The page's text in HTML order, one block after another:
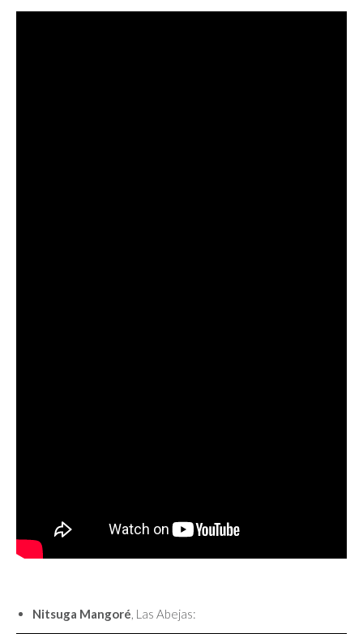
Nitsuga Mangoré , Las Abejas: